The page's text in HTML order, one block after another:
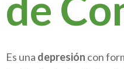
Es una depresión con